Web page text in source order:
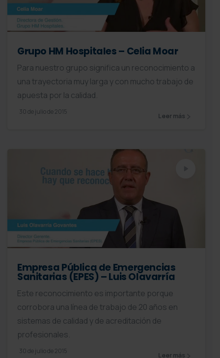
Grupo HM Hospitales – Celia Moar
Para nuestro grupo significa un reconocimiento a
una trayectoria muy larga y con mucho trabajo de
apuesta por la calidad.
30 de julio de 2015
Leer más
Empresa Pública de Emergencias
Sanitarias (EPES) – Luis Olavarría
Este reconocimiento es importante porque
corrobora una línea de trabajo de 20 años en
sistemas de calidad y de acreditación de
profesionales.
30 de julio de 2015
Leer más